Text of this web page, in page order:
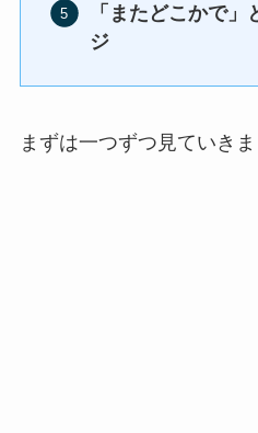
「またどこかで
ジ
まずは一つずつ見ていきま